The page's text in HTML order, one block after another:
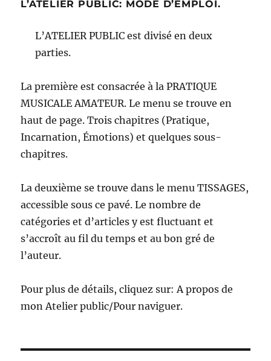
L’ATELIER PUBLIC: MODE D’EMPLOI.
L’ATELIER PUBLIC est divisé en deux
parties.
La première est consacrée à la PRATIQUE
MUSICALE AMATEUR. Le menu se trouve en
haut de page. Trois chapitres (Pratique,
Incarnation, Émotions) et quelques sous-
chapitres.
La deuxième se trouve dans le menu TISSAGES,
accessible sous ce pavé. Le nombre de
catégories et d’articles y est fluctuant et
s’accroît au fil du temps et au bon gré de
l’auteur.
Pour plus de détails, cliquez sur: A propos de
mon Atelier public/Pour naviguer.